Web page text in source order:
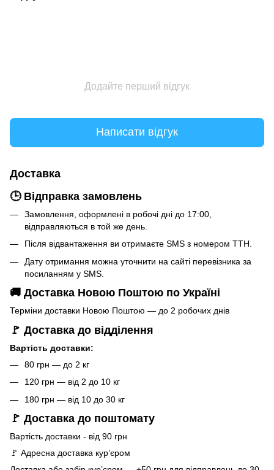
Додайте перший відгук
Написати відгук
Доставка
🕒 Відправка замовлень
Замовлення, оформлені в робочі дні до 17:00,
відправляються в той же день.
Після відвантаження ви отримаєте SMS з номером ТТН.
Дату отримання можна уточнити на сайті перевізника за
посиланням у SMS.
🚚 Доставка Новою Поштою по Україні
Терміни доставки Новою Поштою — до 2 робочих днів
🚩 Доставка до відділення
Вартість доставки:
80 грн — до 2 кг
120 грн — від 2 до 10 кг
180 грн — від 10 до 30 кг
🚩 Доставка до поштомату
Вартість доставки - від 90 грн
🚩 Адресна доставка кур’єром